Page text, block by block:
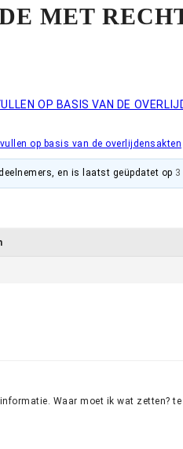
MET
OP BASIS VAN DE
op basis van de overlijdensakten
en is laatst geüpdatet op
Waar moet ik wat zetten?